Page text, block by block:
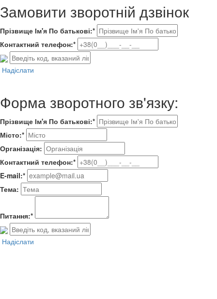
Замовити зворотній дзвінок
Прізвище Ім'я По батькові:*
Контактний телефон:*
Надіслати
Форма зворотного зв'язку:
Прізвище Ім'я По батькові:*
Місто:*
Організація:
Контактний телефон:*
E-mail:*
Тема:
Питання:*
Надіслати